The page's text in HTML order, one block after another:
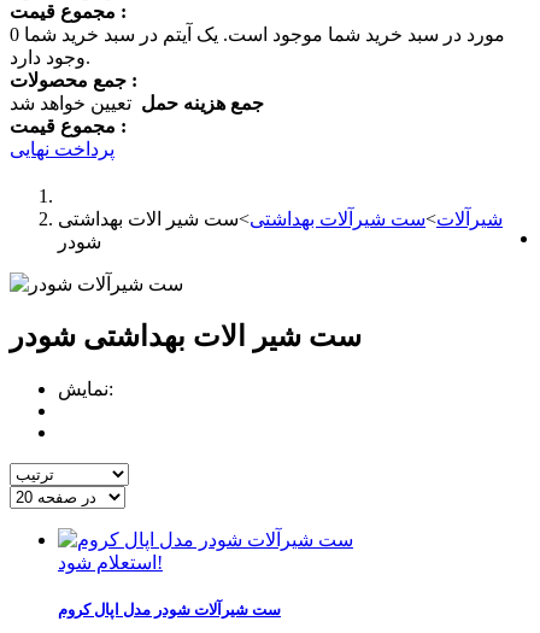
مجموع قیمت :
0
مورد در سبد خرید شما موجود است. یک آیتم در سبد خرید شما
وجود دارد.
جمع محصولات :
جمع هزینه حمل تعیین خواهد شد
مجموع قیمت :
پرداخت نهایی
شیرآلات>ست شیرآلات بهداشتی>ست شیر الات بهداشتی
شودر
نمایش:
استعلام شود!
ست شیرآلات شودر مدل اپال کروم